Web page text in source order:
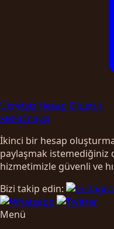
Ücretsiz Hesap Oluştur
SMSOnayla
İkinci bir hesap
paylaşmak istemediğiniz
hizmetimizle güvenli ve
Bizi takip edin:
Menü